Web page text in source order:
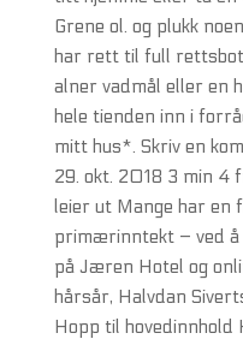
Grene ol. og plukk
har rett til full
alner vadmål eller en
hele tienden inn i
mitt hus*. Skriv en
29. okt. 2018 3 min 4
leier ut Mange har
primærinntekt – ved å
på Jæren Hotel og
hårsår, Halvdan
Hopp til hovedinnhold